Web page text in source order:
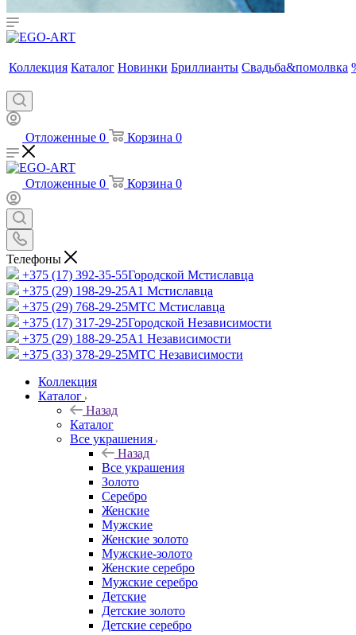
Коллекция Каталог Новинки Бриллианты Свадьба&помолвка
Отложенные 0 Корзина 0
Отложенные 0 Корзина 0
Телефоны
+375 (17) 392-35-55Городской Мстиславца
+375 (29) 198-29-25A1 Мстиславца
+375 (29) 768-29-25МТС Мстиславца
+375 (17) 317-29-25Городской Независимости
+375 (29) 188-29-25A1 Независимости
+375 (33) 378-29-25МТС Независимости
Коллекция
Каталог
Назад
Каталог
Все украшения
Назад
Все украшения
Золото
Серебро
Женские
Мужские
Женские золото
Мужские-золото
Женские серебро
Мужские серебро
Детские
Детские золото
Детские серебро